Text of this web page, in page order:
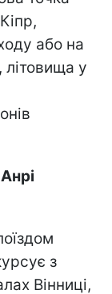
або на
у
з
Вінниці,